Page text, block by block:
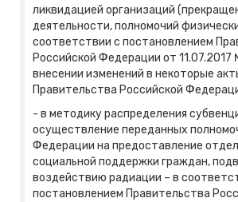
ликвидацией организаций
деятельности, полномочий
соответствии с постановлением
Российской Федерации от
внесении изменений в некоторые
Правительства Российской
- в методику распределения
осуществление переданных
Федерации на предоставление
социальной поддержки граждан,
воздействию радиации – в
постановлением Правительства